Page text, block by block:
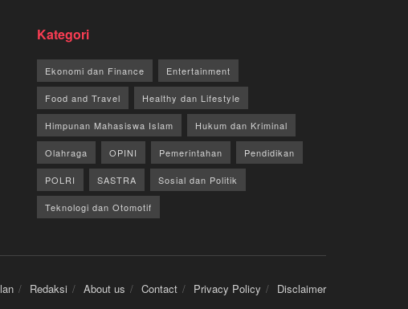
Kategori
Ekonomi dan Finance Entertainment
Food and Travel Healthy dan Lifestyle
Himpunan Mahasiswa Islam Hukum dan Kriminal
Olahraga OPINI Pemerintahan Pendidikan
POLRI SASTRA Sosial dan Politik
Teknologi dan Otomotif
Redaksi About us Contact Privacy Policy Disclaimer